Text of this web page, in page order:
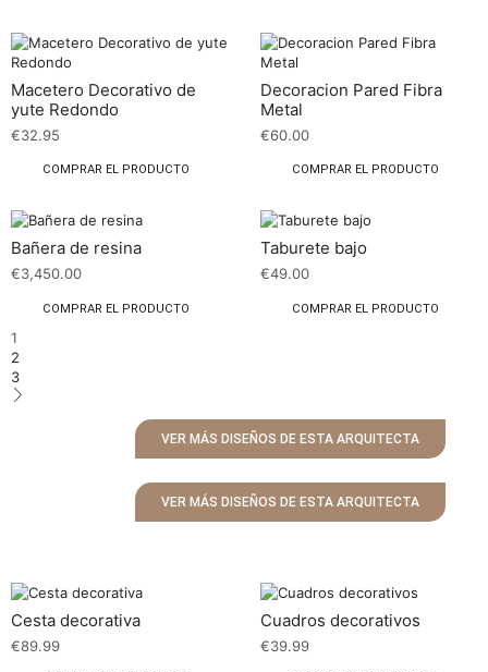
Macetero Decorativo de
yute Redondo
€32.95
COMPRAR EL PRODUCTO
Decoracion Pared Fibra
Metal
€60.00
COMPRAR EL PRODUCTO
Bañera de resina
€3,450.00
COMPRAR EL PRODUCTO
Taburete bajo
€49.00
COMPRAR EL PRODUCTO
1
2
3
VER MÁS DISEÑOS DE ESTA ARQUITECTA
VER MÁS DISEÑOS DE ESTA ARQUITECTA
Cesta decorativa
€89.99
Cuadros decorativos
€39.99